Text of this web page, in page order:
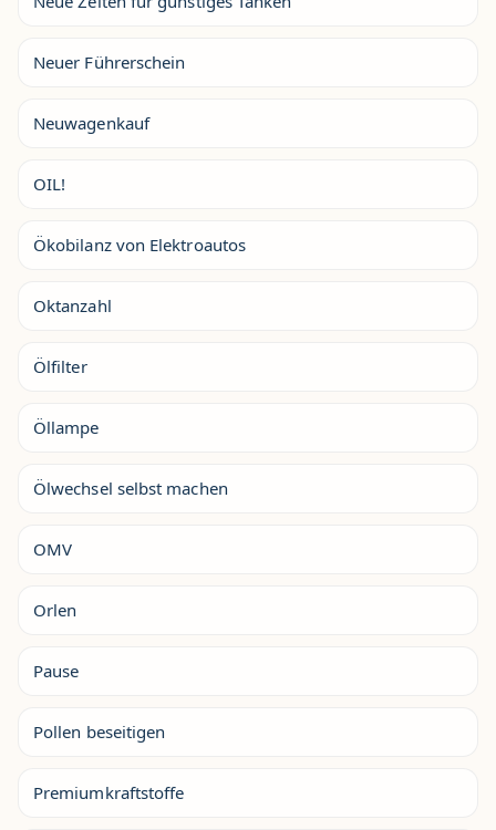
Neuer Führerschein
Neuwagenkauf
OIL!
Ökobilanz von Elektroautos
Oktanzahl
Ölfilter
Öllampe
Ölwechsel selbst machen
OMV
Orlen
Pause
Pollen beseitigen
Premiumkraftstoffe